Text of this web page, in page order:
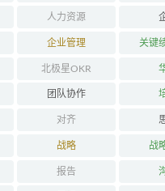
人力资源
企业管理 关键
北极星OKR
团队协作
对齐
战略 战
报告